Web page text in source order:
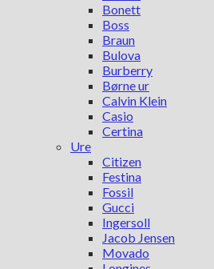
Bonett
Boss
Braun
Bulova
Burberry
Børne ur
Calvin Klein
Casio
Certina
Ure
Citizen
Festina
Fossil
Gucci
Ingersoll
Jacob Jensen
Movado